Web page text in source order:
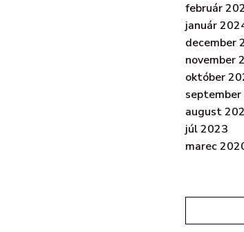
február
január
december
november
október
august
júl 2023
marec